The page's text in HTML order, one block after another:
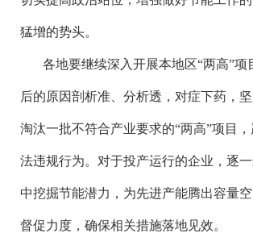
猛增的势头。
各地要继续深入开展本地区“两高”
后的原因剖析准、分析透，对症下药，
淘汰一批不符合产业要求的“两高”项目
法违规行为。对于投产运行的企业，逐
中挖掘节能潜力，为先进产能腾出容量
督促力度，确保相关措施落地见效。